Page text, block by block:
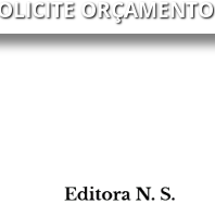
ORÇAMENTO